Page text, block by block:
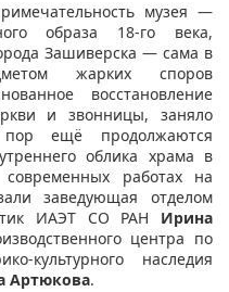
музея —
образа 18-го века,
Зашиверска — сама в
жарких споров
восстановление
и звонницы, заняло
ещё продолжаются
облика храма в
работах на
заведующая отделом
ИАЭТ СО РАН Ирина
центра по
культурного наследия
Артюкова.